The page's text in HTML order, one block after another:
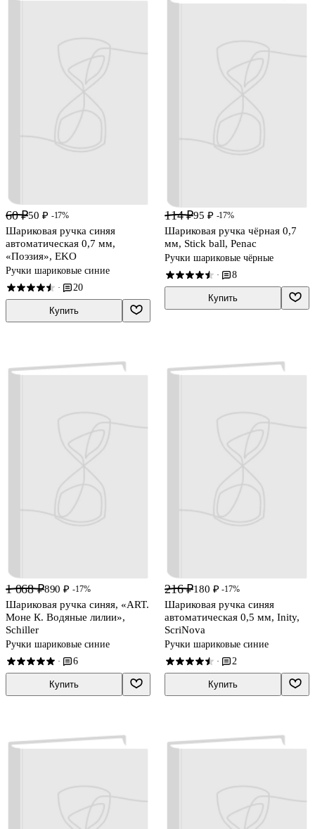
60 ₽50 ₽ -17%
Шариковая ручка синяя
автоматическая 0,7 мм,
«Поэзия», EKO
Ручки шариковые синие
· 20
Купить
114 ₽95 ₽ -17%
Шариковая ручка чёрная 0,7
мм, Stick ball, Penac
Ручки шариковые чёрные
· 8
Купить
1 068 ₽890 ₽ -17%
Шариковая ручка синяя, «ART.
Моне К. Водяные лилии»,
Schiller
Ручки шариковые синие
· 6
Купить
216 ₽180 ₽ -17%
Шариковая ручка синяя
автоматическая 0,5 мм, Inity,
ScriNova
Ручки шариковые синие
· 2
Купить